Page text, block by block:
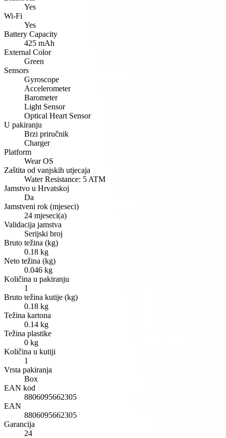
Yes
Wi-Fi
Yes
Battery Capacity
425 mAh
External Color
Green
Sensors
Gyroscope
Accelerometer
Barometer
Light Sensor
Optical Heart Sensor
U pakiranju
Brzi priručnik
Charger
Platform
Wear OS
Zaštita od vanjskih utjecaja
Water Resistance: 5 ATM
Jamstvo u Hrvatskoj
Da
Jamstveni rok (mjeseci)
24 mjeseci(a)
Validacija jamstva
Serijski broj
Bruto težina (kg)
0.18 kg
Neto težina (kg)
0.046 kg
Količina u pakiranju
1
Bruto težina kutije (kg)
0.18 kg
Težina kartona
0.14 kg
Težina plastike
0 kg
Količina u kutiji
1
Vrsta pakiranja
Box
EAN kod
8806095662305
EAN
8806095662305
Garancija
24